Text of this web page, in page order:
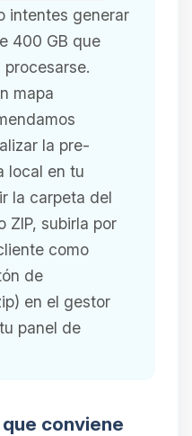
intentes generar
400 GB que
mapa
la pre-
local en tu
la carpeta del
ZIP, subirla por
como
de
en el gestor
panel de
conviene